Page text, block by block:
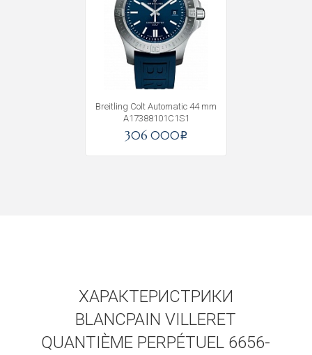
Breitling Colt Automatic 44 mm
A17388101C1S1
306 000i
ХАРАКТЕРИСТРИКИ
BLANCPAIN VILLERET
QUANTIÈME PERPÉTUEL 6656-
Получать на почту